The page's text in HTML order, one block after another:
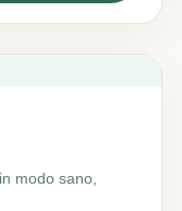
modo sano,